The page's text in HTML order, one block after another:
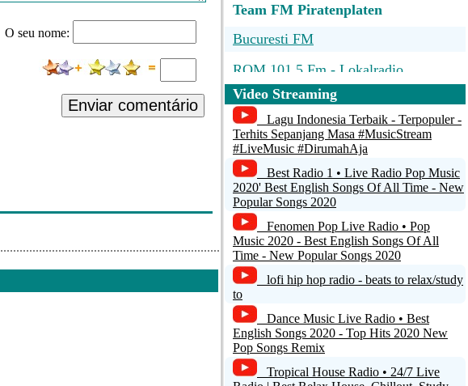
O seu nome:
Enviar comentário
Team FM Piratenplaten
Bucuresti FM
ROM 101.5 Fm - Lokalradio
Miedernach
wunschradio.fm Top100
NIGHTBEATS DELUXE
Radio Paradise (128k aac)
Video Streaming
Lagu Indonesia Terbaik - Terpopuler -
Terhits Sepanjang Masa #MusicStream
#LiveMusic #DirumahAja
Best Radio 1 • Live Radio Pop Music
2020' Best English Songs Of All Time - New
Popular Songs 2020
Fenomen Pop Live Radio • Pop
Music 2020 - Best English Songs Of All
Time - New Popular Songs 2020
lofi hip hop radio - beats to relax/study
to
Dance Music Live Radio • Best
English Songs 2020 - Top Hits 2020 New
Pop Songs Remix
Tropical House Radio • 24/7 Live